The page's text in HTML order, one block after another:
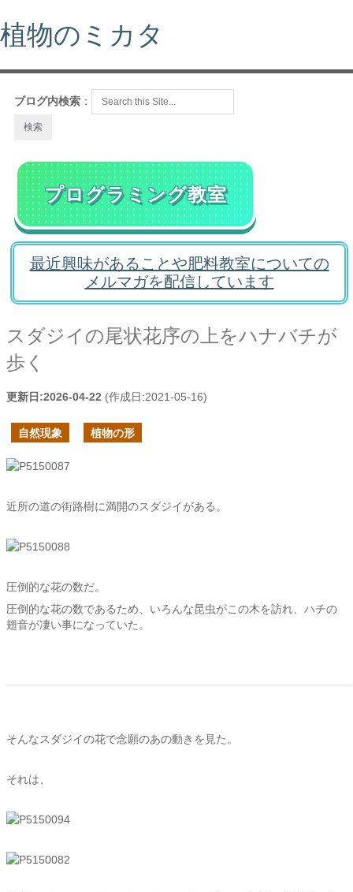
植物のミカタ
ブログ内検索 ：
プログラミング教室
最近興味があることや肥料教室についての
メルマガを配信しています
スダジイの尾状花序の上をハナバチが
歩く
更新日:2026-04-22 (作成日:2021-05-16)
自然現象 植物の形
近所の道の街路樹に満開のスダジイがある。
圧倒的な花の数だ。
圧倒的な花の数であるため、いろんな昆虫がこの木を訪れ、ハチの
翅音が凄い事になっていた。
そんなスダジイの花で念願のあの動きを見た。
それは、